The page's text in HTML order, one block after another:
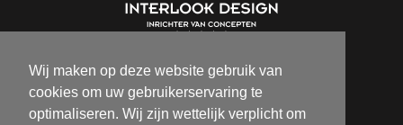
Wij maken op deze website gebruik van
cookies om uw gebruikerservaring te
optimaliseren. Wij zijn wettelijk verplicht om
Isabelle@interlookdesign.be
+32 (0)9 386 70 72